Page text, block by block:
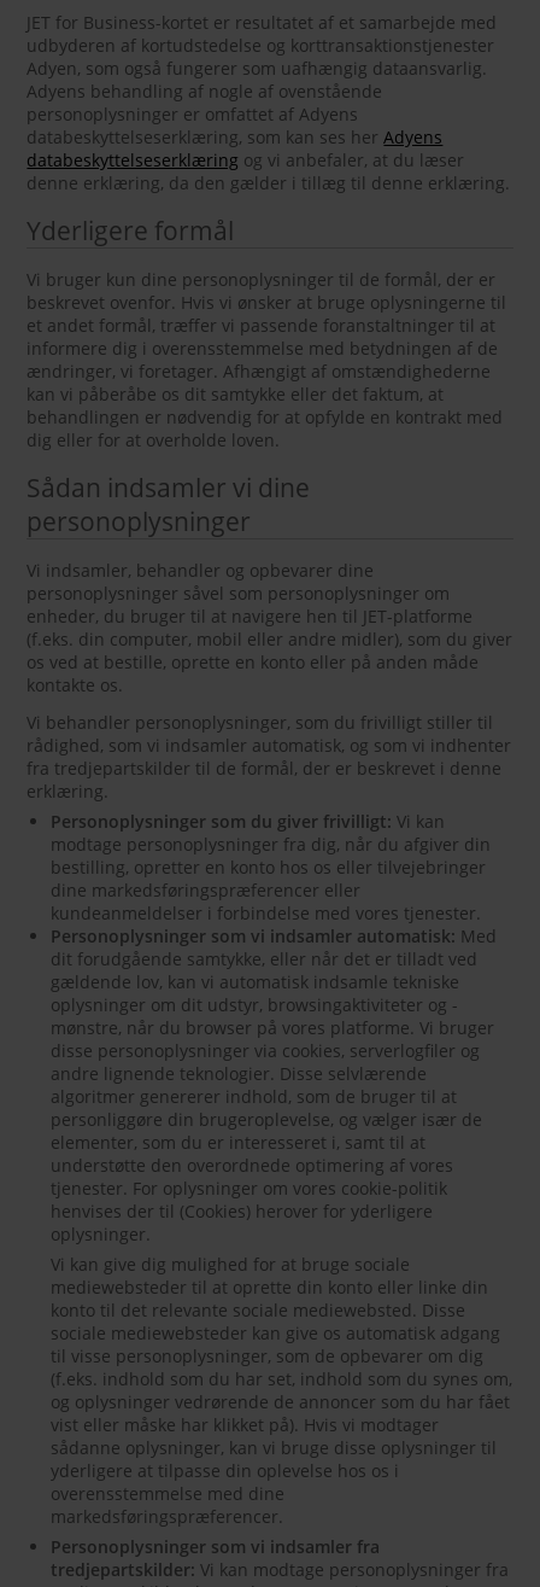
JET for Business-kortet er resultatet af et samarbejde med
udbyderen af kortudstedelse og korttransaktionstjenester
Adyen, som også fungerer som uafhængig dataansvarlig.
Adyens behandling af nogle af ovenstående
personoplysninger er omfattet af Adyens
databeskyttelseserklæring, som kan ses herAdyens
databeskyttelseserklæring og vi anbefaler, at du læser
denne erklæring, da den gælder i tillæg til denne erklæring.
Yderligere formål
Vi bruger kun dine personoplysninger til de formål, der er
beskrevet ovenfor. Hvis vi ønsker at bruge oplysningerne til
et andet formål, træffer vi passende foranstaltninger til at
informere dig i overensstemmelse med betydningen af de
ændringer, vi foretager. Afhængigt af omstændighederne
kan vi påberåbe os dit samtykke eller det faktum, at
behandlingen er nødvendig for at opfylde en kontrakt med
dig eller for at overholde loven.
Sådan indsamler vi dine
personoplysninger
Vi indsamler, behandler og opbevarer dine
personoplysninger såvel som personoplysninger om
enheder, du bruger til at navigere hen til JET-platforme
(f.eks. din computer, mobil eller andre midler), som du giver
os ved at bestille, oprette en konto eller på anden måde
kontakte os.
Vi behandler personoplysninger, som du frivilligt stiller til
rådighed, som vi indsamler automatisk, og som vi indhenter
fra tredjepartskilder til de formål, der er beskrevet i denne
erklæring.
Personoplysninger som du giver frivilligt: Vi kan
modtage personoplysninger fra dig, når du afgiver din
bestilling, opretter en konto hos os eller tilvejebringer
dine markedsføringspræferencer eller
kundeanmeldelser i forbindelse med vores tjenester.
Personoplysninger som vi indsamler automatisk: Med
dit forudgående samtykke, eller når det er tilladt ved
gældende lov, kan vi automatisk indsamle tekniske
oplysninger om dit udstyr, browsingaktiviteter og -
mønstre, når du browser på vores platforme. Vi bruger
disse personoplysninger via cookies, serverlogfiler og
andre lignende teknologier. Disse selvlærende
algoritmer genererer indhold, som de bruger til at
personliggøre din brugeroplevelse, og vælger især de
elementer, som du er interesseret i, samt til at
understøtte den overordnede optimering af vores
tjenester. For oplysninger om vores cookie-politik
henvises der til (Cookies) herover for yderligere
oplysninger.
Vi kan give dig mulighed for at bruge sociale
mediewebsteder til at oprette din konto eller linke din
konto til det relevante sociale mediewebsted. Disse
sociale mediewebsteder kan give os automatisk adgang
til visse personoplysninger, som de opbevarer om dig
(f.eks. indhold som du har set, indhold som du synes om,
og oplysninger vedrørende de annoncer som du har fået
vist eller måske har klikket på). Hvis vi modtager
sådanne oplysninger, kan vi bruge disse oplysninger til
yderligere at tilpasse din oplevelse hos os i
overensstemmelse med dine
markedsføringspræferencer.
Personoplysninger som vi indsamler fra
tredjepartskilder: Vi kan modtage personoplysninger fra